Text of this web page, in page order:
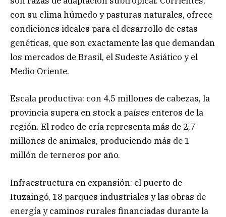
con su clima húmedo y pasturas naturales, ofrece
condiciones ideales para el desarrollo de estas
genéticas, que son exactamente las que demandan
los mercados de Brasil, el Sudeste Asiático y el
Medio Oriente.
Escala productiva: con 4,5 millones de cabezas, la
provincia supera en stock a países enteros de la
región. El rodeo de cría representa más de 2,7
millones de animales, produciendo más de 1
millón de terneros por año.
Infraestructura en expansión: el puerto de
Ituzaingó, 18 parques industriales y las obras de
energía y caminos rurales financiadas durante la